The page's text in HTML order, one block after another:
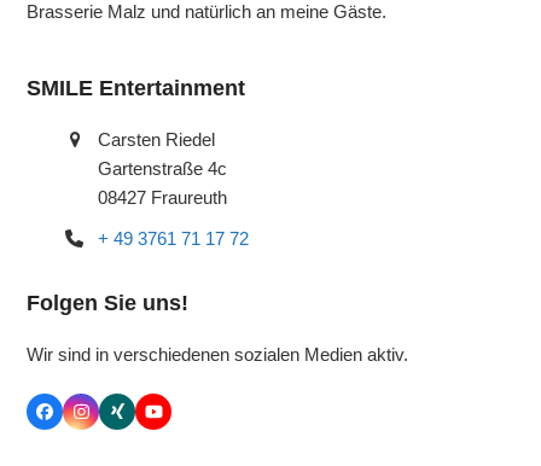
Brasserie Malz und natürlich an meine Gäste.
SMILE Entertainment
Carsten Riedel
Gartenstraße 4c
08427 Fraureuth
+ 49 3761 71 17 72
Folgen Sie uns!
Wir sind in verschiedenen sozialen Medien aktiv.
FacebookInstagram
XingYouTube